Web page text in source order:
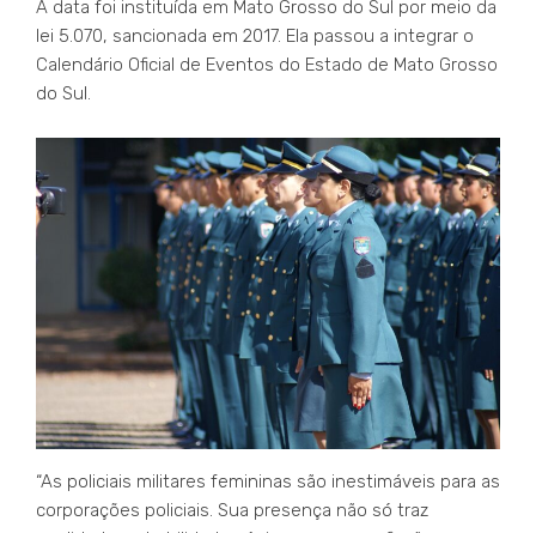
A data foi instituída em Mato Grosso do Sul por meio da
lei 5.070, sancionada em 2017. Ela passou a integrar o
Calendário Oficial de Eventos do Estado de Mato Grosso
do Sul.
“As policiais militares femininas são inestimáveis para as
corporações policiais. Sua presença não só traz